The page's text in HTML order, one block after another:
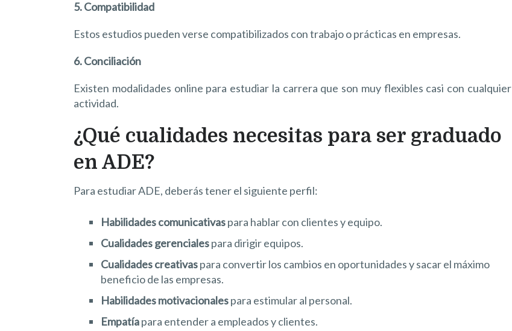
5. Compatibilidad
Estos estudios pueden verse compatibilizados con trabajo o prácticas en empresas.
6. Conciliación
Existen modalidades online para estudiar la carrera que son muy flexibles casi con cualquier
actividad.
¿Qué cualidades necesitas para ser graduado
en ADE?
Para estudiar ADE, deberás tener el siguiente perfil:
Habilidades comunicativaspara hablar con clientes y equipo.
Cualidades gerencialespara dirigir equipos.
Cualidades creativaspara convertir los cambios en oportunidades y sacar el máximo
beneficio de las empresas.
Habilidades motivacionalespara estimular al personal.
Empatíapara entender a empleados y clientes.